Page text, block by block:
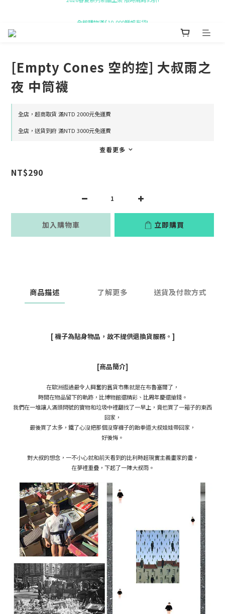
[Empty Cones 空的控] 大叔雨之
夜 中筒襪
全店，超商取貨 滿NTD 2000元免運費
全店，送貨到府 滿NTD 3000元免運費
查看更多
NT$290
加入購物車 立即購買
商品描述 了解更多 送貨及付款方式
[ 襪子為貼身物品，故不提供退換貨服務。]
[商品簡介]
在歐洲逛過最令人興奮的舊貨市集就是在布魯塞爾了，
時間在物品留下的軌跡，比博物館還精彩、比周年慶還搶錢。
我們在一堆讓人滿頭問號的寶物和垃圾中裡翻找了一早上，竟也買了一箱子的東西
回家，
最後買了太多，鐵了心沒把那個沒穿褲子的跆拳道大叔娃娃帶回家，
好後悔。
對大叔的想念，一不小心就和前天看到的比利時超現實主義畫家的畫，
在夢裡重疊，下起了一陣大叔雨。